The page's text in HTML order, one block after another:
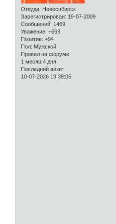
Откуда: Новосибирск
Зарегистрирован: 19-07-2009
Сообщений: 1469
Уважение: +663
Позитив: +94
Пол: Мужской
Провел на форуме:
1 месяц 4 дня
Последний визит:
10-07-2026 19:39:06